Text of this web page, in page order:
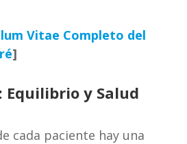
Vitae Completo del
]
Equilibrio y Salud
cada paciente hay una